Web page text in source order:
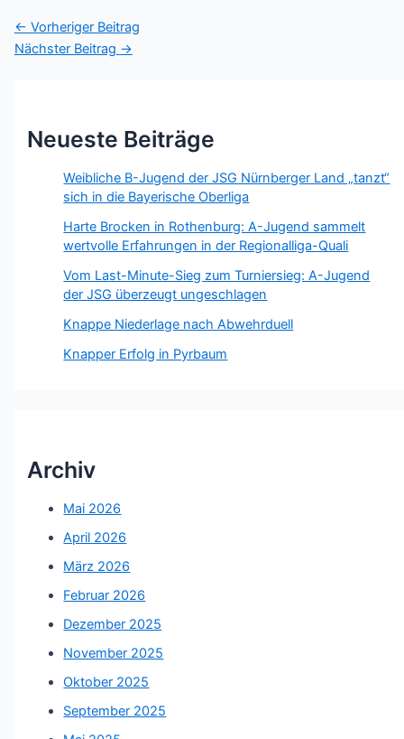
← Vorheriger Beitrag
Nächster Beitrag →
Neueste Beiträge
Weibliche B-Jugend der JSG Nürnberger Land „tanzt“
sich in die Bayerische Oberliga
Harte Brocken in Rothenburg: A-Jugend sammelt
wertvolle Erfahrungen in der Regionalliga-Quali
Vom Last-Minute-Sieg zum Turniersieg: A-Jugend
der JSG überzeugt ungeschlagen
Knappe Niederlage nach Abwehrduell
Knapper Erfolg in Pyrbaum
Archiv
Mai 2026
April 2026
März 2026
Februar 2026
Dezember 2025
November 2025
Oktober 2025
September 2025